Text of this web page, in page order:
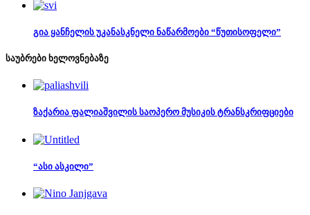
გია ყანჩელის უკანასკნელი ნაწარმოები “წუთისოფელი”
საუბრები ხელოვნებაზე
ზაქარია ფალიაშვილის საოპერო მუსიკის ტრანსკრიფციები
“ასი ასკილი”